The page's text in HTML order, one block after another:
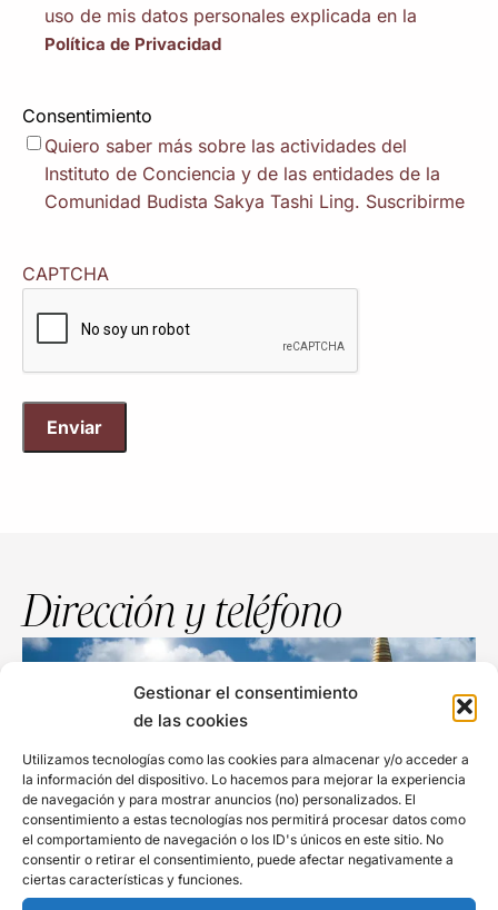
Gestionar el consentimiento
de las cookies
Utilizamos tecnologías como las cookies para almacenar y/o acceder a
la información del dispositivo. Lo hacemos para mejorar la experiencia
de navegación y para mostrar anuncios (no) personalizados. El
consentimiento a estas tecnologías nos permitirá procesar datos como
el comportamiento de navegación o los ID's únicos en este sitio. No
consentir o retirar el consentimiento, puede afectar negativamente a
ciertas características y funciones.
uso de mis datos personales explicada en la
Política de Privacidad
Consentimiento
Quiero saber más sobre las actividades del
Instituto de Conciencia y de las entidades de la
Comunidad Budista Sakya Tashi Ling. Suscribirme
CAPTCHA
Dirección y teléfono
Monasterio del Garraf
Parc del Garraf, Avinguda de Plana Novella, s/n, 08818